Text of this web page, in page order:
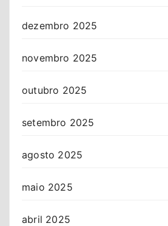
dezembro 2025
novembro 2025
outubro 2025
setembro 2025
agosto 2025
maio 2025
abril 2025